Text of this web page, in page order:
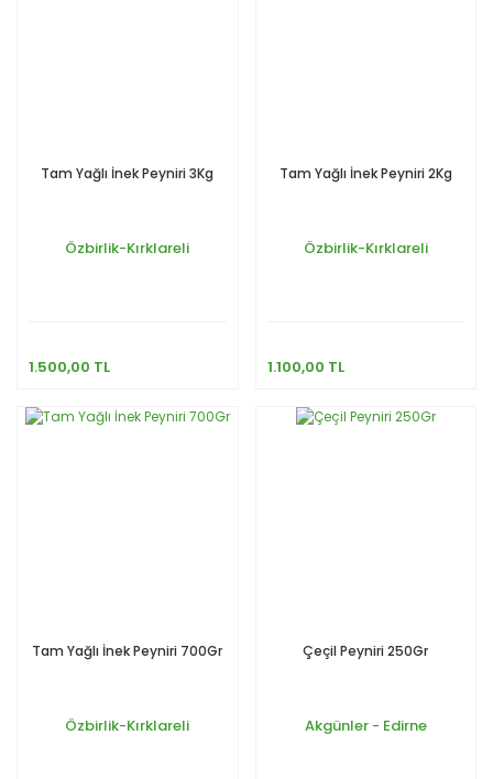
Tam Yağlı İnek Peyniri 3Kg
Özbirlik-Kırklareli
1.500,00 TL
Tam Yağlı İnek Peyniri 2Kg
Özbirlik-Kırklareli
1.100,00 TL
Tam Yağlı İnek Peyniri 700Gr
Özbirlik-Kırklareli
Çeçil Peyniri 250Gr
Akgünler - Edirne